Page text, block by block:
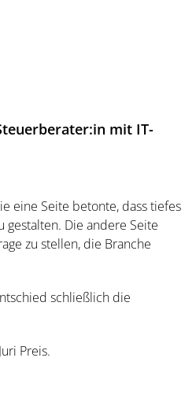
mit IT-
eine Seite betonte, dass tiefes
gestalten. Die andere Seite
zu stellen, die Branche
schließlich die
Preis.